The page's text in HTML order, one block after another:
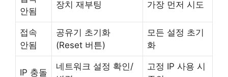
안됨
장치 재부팅 가장 먼저 시도
접속
안됨
공유기 초기화
(Reset 버튼)
모든 설정 초기
화
IP 충돌
네트워크 설정 확인/
고정 IP 사용 시